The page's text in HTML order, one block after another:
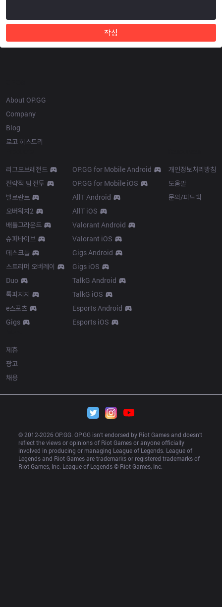
작성
About OP.GG
Company
Blog
로고 히스토리
리그오브레전드
전략적 팀 전투
발로란트
오버워치2
배틀그라운드
슈퍼바이브
데스크톱
스트리머 오버레이
Duo
톡피지지
e스포츠
Gigs
OP.GG for Mobile Android
OP.GG for Mobile iOS
AllT Android
AllT iOS
Valorant Android
Valorant iOS
Gigs Android
Gigs iOS
TalkG Android
TalkG iOS
Esports Android
Esports iOS
개인정보처리방침
도움말
문의/피드백
제휴
광고
채용
© 2012-2026 OP.GG. OP.GG isn’t endorsed by Riot Games and doesn’t
reflect the views or opinions of Riot Games or anyone officially
involved in producing or managing League of Legends. League of
Legends and Riot Games are trademarks or registered trademarks of
Riot Games, Inc. League of Legends © Riot Games, Inc.